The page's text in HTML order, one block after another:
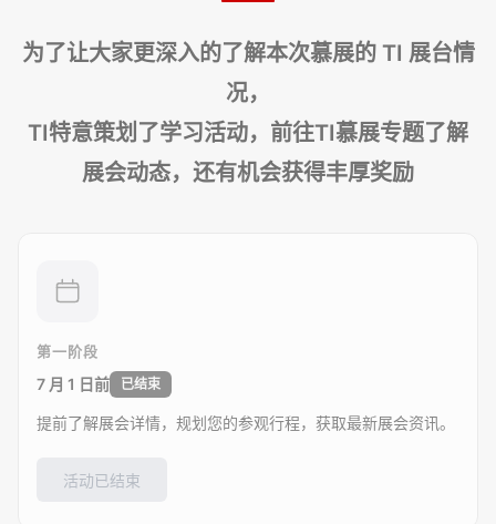
为了让大家更深入的了解本次慕展的 TI 展台情
况，
TI特意策划了学习活动，前往TI慕展专题了解
展会动态，还有机会获得丰厚奖励
第一阶段
7 月 1 日前 已结束
提前了解展会详情，规划您的参观行程，获取最新展会资讯。
活动已结束